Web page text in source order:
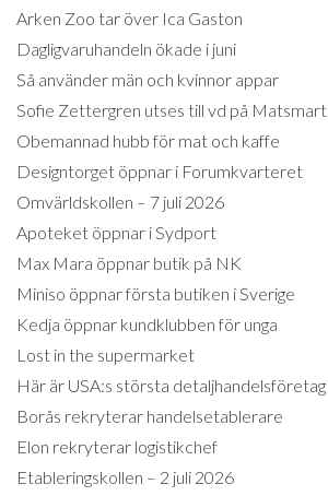
Arken Zoo tar över Ica Gaston
Dagligvaruhandeln ökade i juni
Så använder män och kvinnor appar
Sofie Zettergren utses till vd på Matsmart
Obemannad hubb för mat och kaffe
Designtorget öppnar i Forumkvarteret
Omvärldskollen – 7 juli 2026
Apoteket öppnar i Sydport
Max Mara öppnar butik på NK
Miniso öppnar första butiken i Sverige
Kedja öppnar kundklubben för unga
Lost in the supermarket
Här är USA:s största detaljhandelsföretag
Borås rekryterar handelsetablerare
Elon rekryterar logistikchef
Etableringskollen – 2 juli 2026